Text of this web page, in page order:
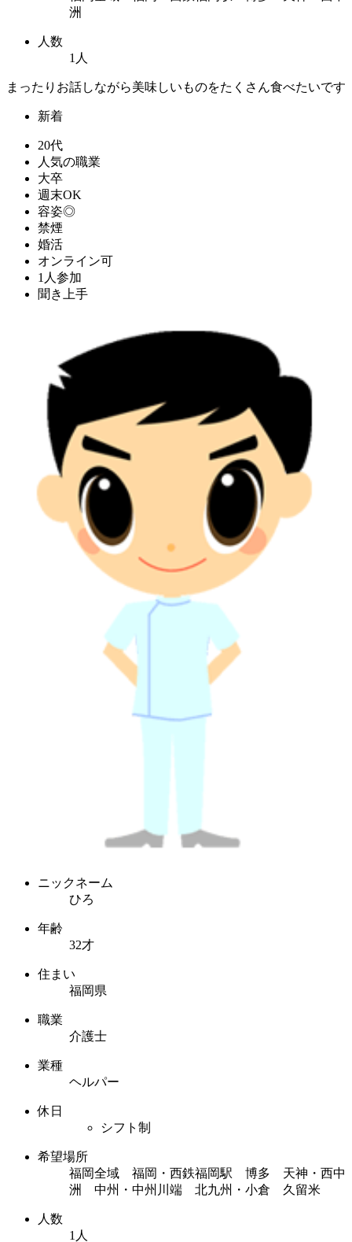
洲
人数
1人
まったりお話しながら美味しいものをたくさん食べたいです
新着
20代
人気の職業
大卒
週末OK
容姿◎
禁煙
婚活
オンライン可
1人参加
聞き上手
ニックネーム
ひろ
年齢
32才
住まい
福岡県
職業
介護士
業種
ヘルパー
休日
シフト制
希望場所
福岡全域 福岡・西鉄福岡駅 博多 天神・西中
洲 中州・中州川端 北九州・小倉 久留米
人数
1人